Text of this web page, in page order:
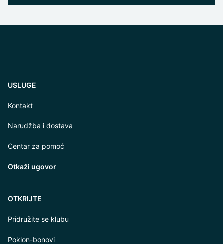
USLUGE
Kontakt
Narudžba i dostava
Centar za pomoć
Otkaži ugovor
OTKRIJTE
Pridružite se klubu
Poklon-bonovi